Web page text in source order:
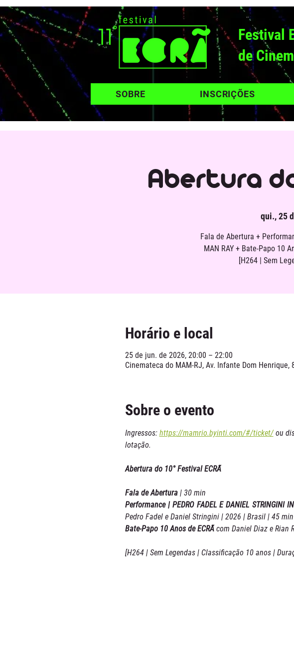
Festival
de
SOBRE INSCRIÇÕES
Abertura
qui., 25
Fala de Abertura +
MAN RAY + Bate-Papo 10
[H264 | Sem
Horário e local
25 de jun. de 2026, 20:00 – 22:00
Cinemateca do MAM-RJ, Av. Infante Dom
Sobre o evento
Ingressos: https://mamrio.byinti.com/#/ticket/ ou
lotação.
Abertura do 10° Festival ECRÃ
Fala de Abertura | 30 min
Performance | PEDRO FADEL E DANIEL STRINGINI
Pedro Fadel e Daniel Stringini | 2026 | Brasil | 45 min
Bate-Papo 10 Anos de ECRÃ com Daniel Diaz e Rian
[H264 | Sem Legendas | Classificação 10 anos |